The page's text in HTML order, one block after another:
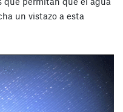
un vistazo a esta